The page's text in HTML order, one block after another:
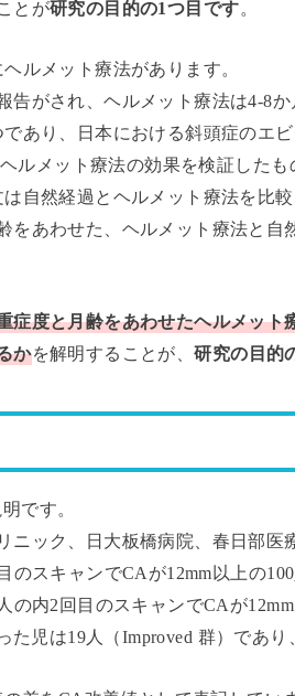
とが研究の目的の1つ目です。
ルメット療法があります。
告がされ、ヘルメット療法は4-8
あり、日本における斜頭症のエ
ルメット療法の効果を検証したも
自然経過とヘルメット療法を比
をあわせた、ヘルメット療法と自
症度と月齢をあわせたヘルメッ
かを解明することが、研究の目的
です。
ニック、日大板橋病院、春日部医
のスキャンでCAが12mm以上の
の内2回目のスキャンでCAが
た児は19人（Improved 群）であ